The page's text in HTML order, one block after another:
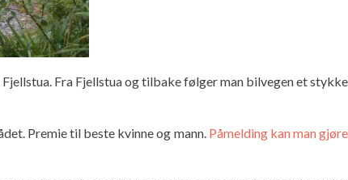
Fra Fjellstua og tilbake følger man bilvegen et stykke
Premie til beste kvinne og mann. Påmelding kan man gjøre